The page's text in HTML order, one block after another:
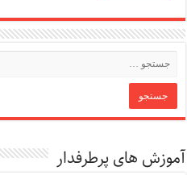
آموزش های پرطرفدار